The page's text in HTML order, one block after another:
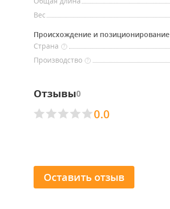
Вес
Происхождение и позиционирование
Страна
?
Производство
?
Отзывы0
0.0
Оставить отзыв